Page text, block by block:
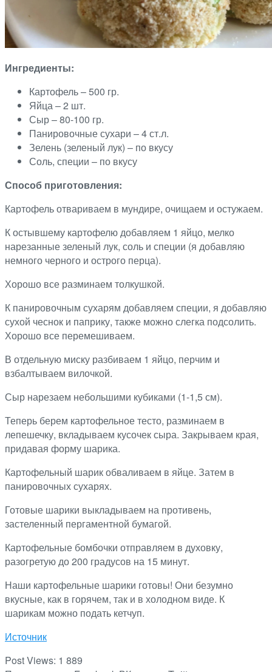
Ингредиенты:
Картофель – 500 гр.
Яйца – 2 шт.
Сыр – 80-100 гр.
Панировочные сухари – 4 ст.л.
Зелень (зеленый лук) – по вкусу
Соль, специи – по вкусу
Способ приготовления:
Картофель отвариваем в мундире, очищаем и остужаем.
К остывшему картофелю добавляем 1 яйцо, мелко
нарезанные зеленый лук, соль и специи (я добавляю
немного черного и острого перца).
Хорошо все разминаем толкушкой.
К панировочным сухарям добавляем специи, я добавляю
сухой чеснок и паприку, также можно слегка подсолить.
Хорошо все перемешиваем.
В отдельную миску разбиваем 1 яйцо, перчим и
взбалтываем вилочкой.
Сыр нарезаем небольшими кубиками (1-1,5 см).
Теперь берем картофельное тесто, разминаем в
лепешечку, вкладываем кусочек сыра. Закрываем края,
придавая форму шарика.
Картофельный шарик обваливаем в яйце. Затем в
панировочных сухарях.
Готовые шарики выкладываем на противень,
застеленный пергаментной бумагой.
Картофельные бомбочки отправляем в духовку,
разогретую до 200 градусов на 15 минут.
Наши картофельные шарики готовы! Они безумно
вкусные, как в горячем, так и в холодном виде. К
шарикам можно подать кетчуп.
Источник
Post Views: 1 889